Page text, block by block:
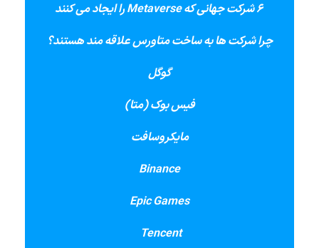
6 شرکت جهانی که
Metaverseرا ایجاد می کنند
چرا شرکت ها به ساخت متاورس علاقه مند هستند؟
گوگل
فیس بوک (متا)
مایکروسافت
Binance
Epic Games
Tencent